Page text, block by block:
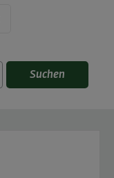
Suchen